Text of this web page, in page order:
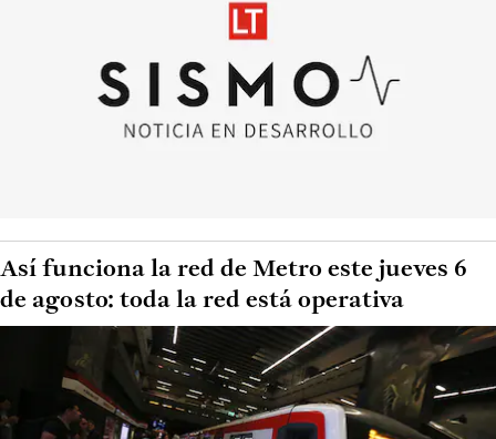
Así funciona la red de Metro este jueves 6
de agosto: toda la red está operativa